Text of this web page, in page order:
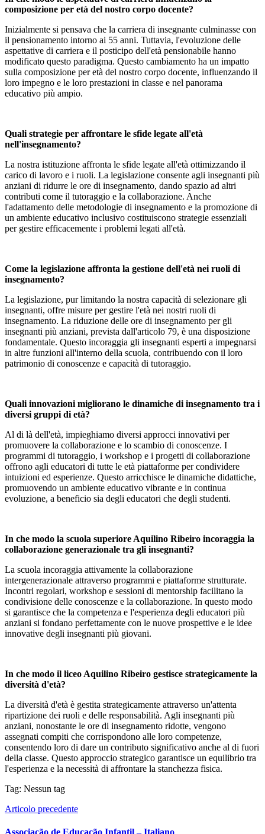
composizione per età del nostro corpo docente?
Inizialmente si pensava che la carriera di insegnante culminasse con
il pensionamento intorno ai 55 anni. Tuttavia, l'evoluzione delle
aspettative di carriera e il posticipo dell'età pensionabile hanno
modificato questo paradigma. Questo cambiamento ha un impatto
sulla composizione per età del nostro corpo docente, influenzando il
loro impegno e le loro prestazioni in classe e nel panorama
educativo più ampio.
Quali strategie per affrontare le sfide legate all'età
nell'insegnamento?
La nostra istituzione affronta le sfide legate all'età ottimizzando il
carico di lavoro e i ruoli. La legislazione consente agli insegnanti più
anziani di ridurre le ore di insegnamento, dando spazio ad altri
contributi come il tutoraggio e la collaborazione. Anche
l'adattamento delle metodologie di insegnamento e la promozione di
un ambiente educativo inclusivo costituiscono strategie essenziali
per gestire efficacemente i problemi legati all'età.
Come la legislazione affronta la gestione dell'età nei ruoli di
insegnamento?
La legislazione, pur limitando la nostra capacità di selezionare gli
insegnanti, offre misure per gestire l'età nei nostri ruoli di
insegnamento. La riduzione delle ore di insegnamento per gli
insegnanti più anziani, prevista dall'articolo 79, è una disposizione
fondamentale. Questo incoraggia gli insegnanti esperti a impegnarsi
in altre funzioni all'interno della scuola, contribuendo con il loro
patrimonio di conoscenze e capacità di tutoraggio.
Quali innovazioni migliorano le dinamiche di insegnamento tra i
diversi gruppi di età?
Al di là dell'età, impieghiamo diversi approcci innovativi per
promuovere la collaborazione e lo scambio di conoscenze. I
programmi di tutoraggio, i workshop e i progetti di collaborazione
offrono agli educatori di tutte le età piattaforme per condividere
intuizioni ed esperienze. Questo arricchisce le dinamiche didattiche,
promuovendo un ambiente educativo vibrante e in continua
evoluzione, a beneficio sia degli educatori che degli studenti.
In che modo la scuola superiore Aquilino Ribeiro incoraggia la
collaborazione generazionale tra gli insegnanti?
La scuola incoraggia attivamente la collaborazione
intergenerazionale attraverso programmi e piattaforme strutturate.
Incontri regolari, workshop e sessioni di mentorship facilitano la
condivisione delle conoscenze e la collaborazione. In questo modo
si garantisce che la competenza e l'esperienza degli educatori più
anziani si fondano perfettamente con le nuove prospettive e le idee
innovative degli insegnanti più giovani.
In che modo il liceo Aquilino Ribeiro gestisce strategicamente la
diversità d'età?
La diversità d'età è gestita strategicamente attraverso un'attenta
ripartizione dei ruoli e delle responsabilità. Agli insegnanti più
anziani, nonostante le ore di insegnamento ridotte, vengono
assegnati compiti che corrispondono alle loro competenze,
consentendo loro di dare un contributo significativo anche al di fuori
della classe. Questo approccio strategico garantisce un equilibrio tra
l'esperienza e la necessità di affrontare la stanchezza fisica.
Tag: Nessun tag
Articolo precedente
Associação de Educação Infantil – Italiano